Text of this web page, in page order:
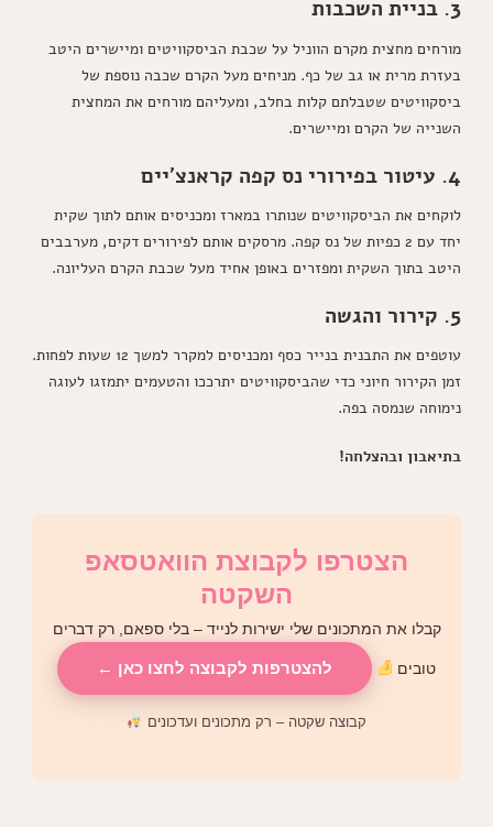
3. בניית השכבות
מורחים מחצית מקרם הווניל על שכבת הביסקוויטים ומיישרים היטב
בעזרת מרית או גב של כף. מניחים מעל הקרם שכבה נוספת של
ביסקוויטים שטבלתם קלות בחלב, ומעליהם מורחים את המחצית
השנייה של הקרם ומיישרים.
4. עיטור בפירורי נס קפה קראנצ'יים
לוקחים את הביסקוויטים שנותרו במארז ומכניסים אותם לתוך שקית
יחד עם 2 כפיות של נס קפה. מרסקים אותם לפירורים דקים, מערבבים
היטב בתוך השקית ומפזרים באופן אחיד מעל שכבת הקרם העליונה.
5. קירור והגשה
עוטפים את התבנית בנייר כסף ומכניסים למקרר למשך 12 שעות לפחות.
זמן הקירור חיוני כדי שהביסקוויטים יתרככו והטעמים יתמזגו לעוגה
נימוחה שנמסה בפה.
בתיאבון ובהצלחה!
הצטרפו לקבוצת הוואטסאפ
השקטה
קבלו את המתכונים שלי ישירות לנייד – בלי ספאם, רק דברים
טובים להצטרפות לקבוצה לחצו כאן ←
קבוצה שקטה – רק מתכונים ועדכונים